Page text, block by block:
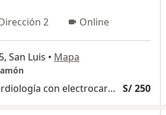
2 Online
San Luis • Mapa
Consulta de Cardiología con electrocardiograma S/ 250